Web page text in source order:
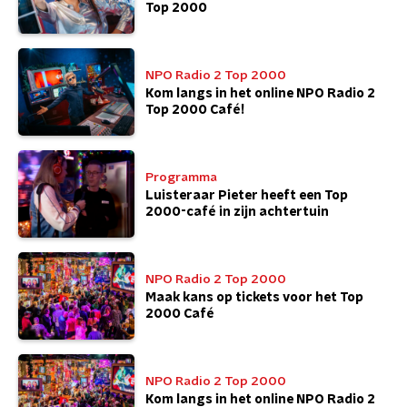
Top 2000
NPO Radio 2 Top 2000
Kom langs in het online NPO Radio 2
Top 2000 Café!
Programma
Luisteraar Pieter heeft een Top
2000-café in zijn achtertuin
NPO Radio 2 Top 2000
Maak kans op tickets voor het Top
2000 Café
NPO Radio 2 Top 2000
Kom langs in het online NPO Radio 2